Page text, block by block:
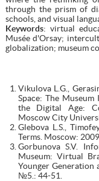
through the prism of
schools, and visual
Keywords: virtual
Musée d'Orsay;
globalization; museum
Vikulova L.G.,
Space: The
the Digital Age:
Moscow City
Glebova L.S.,
Terms. Moscow:
Gorbunova S.V.
Museum: Virtual
Younger Generation
№5.: 44-51.